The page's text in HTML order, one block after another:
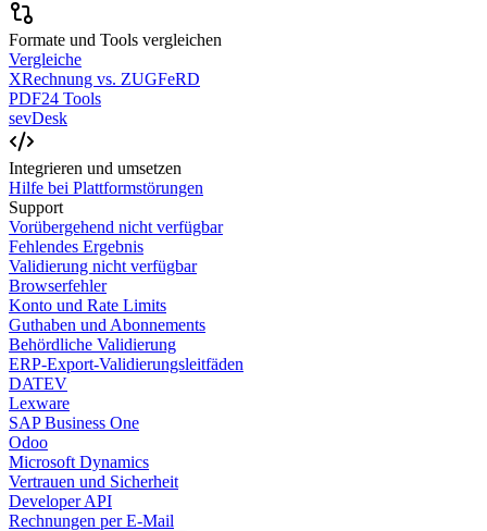
Formate und Tools vergleichen
Vergleiche
XRechnung vs. ZUGFeRD
PDF24 Tools
sevDesk
Integrieren und umsetzen
Hilfe bei Plattformstörungen
Support
Vorübergehend nicht verfügbar
Fehlendes Ergebnis
Validierung nicht verfügbar
Browserfehler
Konto und Rate Limits
Guthaben und Abonnements
Behördliche Validierung
ERP-Export-Validierungsleitfäden
DATEV
Lexware
SAP Business One
Odoo
Microsoft Dynamics
Vertrauen und Sicherheit
Developer API
Rechnungen per E-Mail